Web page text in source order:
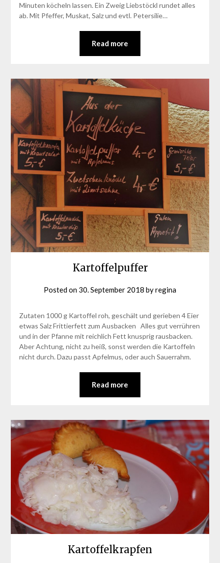
Minuten köcheln lassen. Ein Zweig Liebstöckl rundet alles
ab. Mit Pfeffer, Muskat, Salz und evtl. Petersilie…
Read more
Kartoffelpuffer
Posted on 30. September 2018 byregina
Zutaten 1000 g Kartoffel roh, geschält und gerieben 4 Eier
etwas Salz Frittierfett zum Ausbacken Alles gut verrühren
und in der Pfanne mit reichlich Fett knusprig rausbacken.
Aber Achtung, nicht zu heiß, sonst werden die Kartoffeln
nicht durch. Dazu passt Apfelmus, oder auch Sauerrahm.
Read more
Kartoffelkrapfen